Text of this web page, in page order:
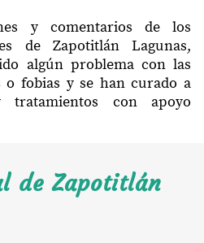
y comentarios de los
de Zapotitlán Lagunas,
algún problema con las
o fobias y se han curado a
con apoyo
de Zapotitlán